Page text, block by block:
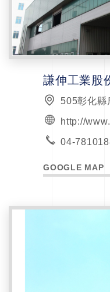
謙伸工業股
505彰化縣
http://
04-
GOOGLE MAP